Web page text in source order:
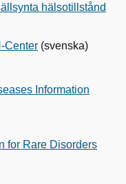
hälsotillstånd
Center (svenska)
Information
for Rare Disorders